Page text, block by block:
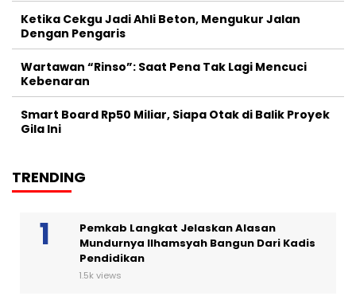
Ketika Cekgu Jadi Ahli Beton, Mengukur Jalan
Dengan Pengaris
Wartawan “Rinso”: Saat Pena Tak Lagi Mencuci
Kebenaran
Smart Board Rp50 Miliar, Siapa Otak di Balik Proyek
Gila Ini
TRENDING
Pemkab Langkat Jelaskan Alasan
Mundurnya Ilhamsyah Bangun Dari Kadis
Pendidikan
1.5k views